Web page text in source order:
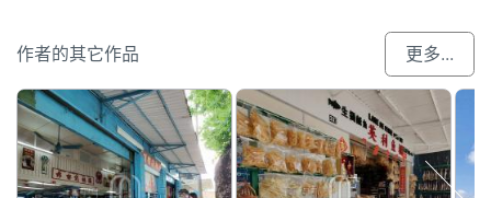
作者的其它作品 更多...